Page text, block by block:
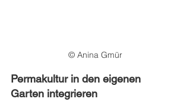
© Anina Gmür
Permakultur in den eigenen
Garten integrieren